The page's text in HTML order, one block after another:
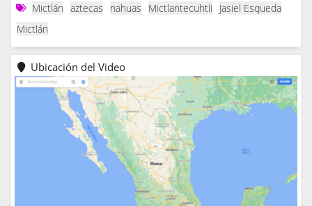
Mictlán aztecas nahuas Mictlantecuhtli
Jasiel Esqueda
Mictlán
Ubicación del Video